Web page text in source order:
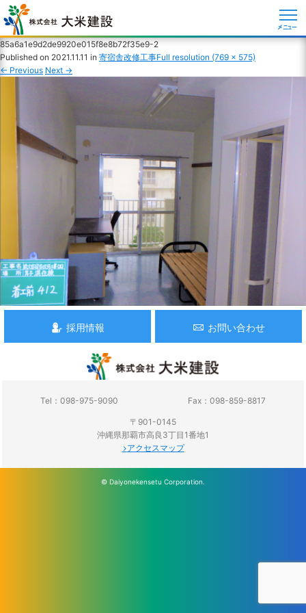
メニュー
85a6a1e9d2de9920e015f8e8b72f35e9-2
Published on 2021.11.11 in 寄宿舎改修工事Full resolution (769 × 575)
← Previous Next →
採用情報 お問い合わせ
Tel：098-975-9090 Fax：098-859-8817
〒901-0145
沖縄県那覇市高良3丁目1番地1
アクセスマップ
© Daiyonekensetu Corporation.